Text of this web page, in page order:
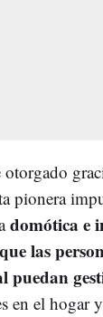
pionera
domótica e
las
puedan
en el hogar